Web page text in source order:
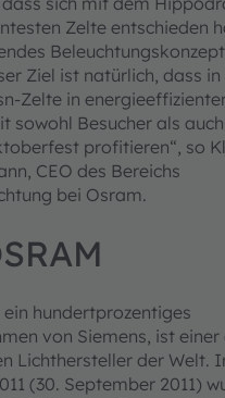
Zelte entschieden
Beleuchtungskonzept
Ziel ist natürlich, dass in
Zelte in
sowohl Besucher als
profitieren“, so
CEO des Bereichs
bei Osram.
ein hundertprozentiges
von Siemens, ist einer
Lichthersteller der Welt.
(30. September 2011)